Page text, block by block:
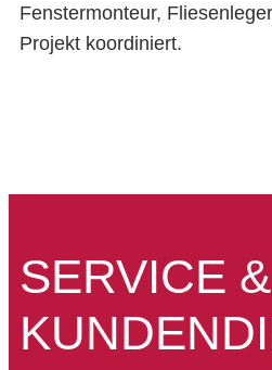
Fenstermonteur,
Projekt koordiniert.
SERVICE &